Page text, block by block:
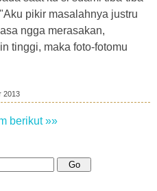
pikir masalahnya justru
ngga merasakan,
tinggi, maka foto-fotomu
2013
berikut »»